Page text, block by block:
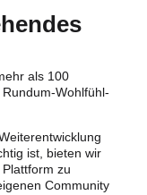
als 100
Wohlfühl-
ist, bieten wir
zu
Community